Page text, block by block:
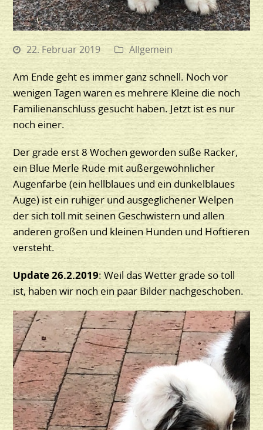
22. Februar 2019 Allgemein
Am Ende geht es immer ganz schnell. Noch vor
wenigen Tagen waren es mehrere Kleine die noch
Familienanschluss gesucht haben. Jetzt ist es nur
noch einer.
Der grade erst 8 Wochen geworden süße Racker,
ein Blue Merle Rüde mit außergewöhnlicher
Augenfarbe (ein hellblaues und ein dunkelblaues
Auge) ist ein ruhiger und ausgeglichener Welpen
der sich toll mit seinen Geschwistern und allen
anderen großen und kleinen Hunden und Hoftieren
versteht.
Update 26.2.2019: Weil das Wetter grade so toll
ist, haben wir noch ein paar Bilder nachgeschoben.